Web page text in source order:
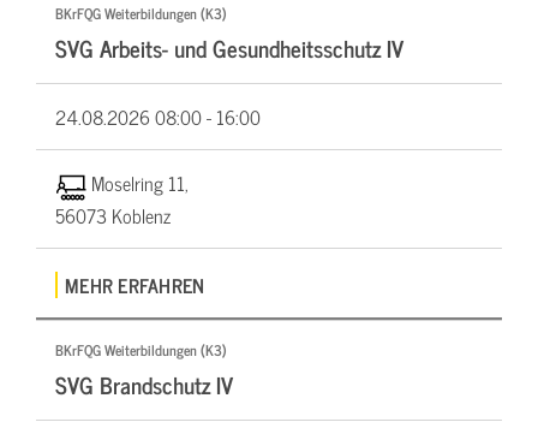
BKrFQG Weiterbildungen (K3)
SVG Arbeits- und Gesundheitsschutz IV
24.08.202608:00 - 16:00
Moselring 11,
56073 Koblenz
MEHR ERFAHREN
BKrFQG Weiterbildungen (K3)
SVG Brandschutz IV